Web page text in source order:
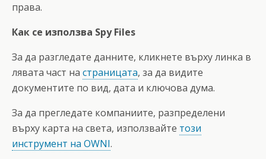
права.
Как се използва Spy Files
За да разгледате данните, кликнете върху линка в
лявата част на страницата, за да видите
документите по вид, дата и ключова дума.
За да прегледате компаниите, разпределени
върху карта на света, използвайте този
инструмент на OWNI.